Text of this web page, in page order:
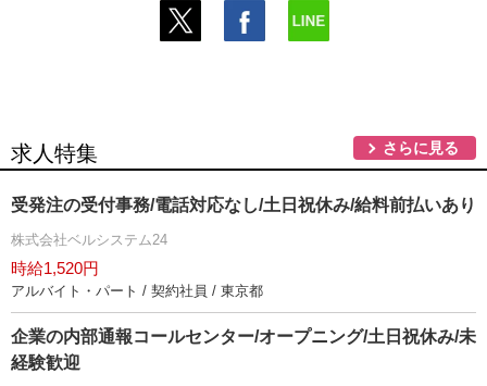
求人特集 さらに見る
受発注の受付事務/電話対応なし/土日祝休み/給料前払いあり
株式会社ベルシステム24
時給1,520円
アルバイト・パート / 契約社員 / 東京都
企業の内部通報コールセンター/オープニング/土日祝休み/未
経験歓迎